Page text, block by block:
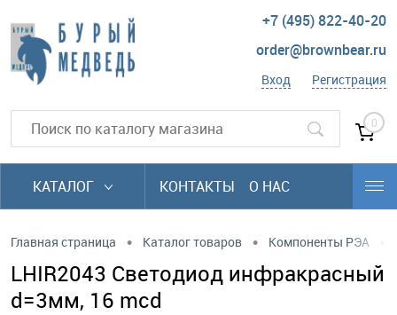
+7 (495) 822-40-20
order@brownbear.ru
Вход Регистрация
0
КАТАЛОГ КОНТАКТЫ О НАС
Главная страница • Каталог товаров • Компоненты РЭА
LHIR2043 Светодиод инфракрасный
d=3мм, 16 mcd